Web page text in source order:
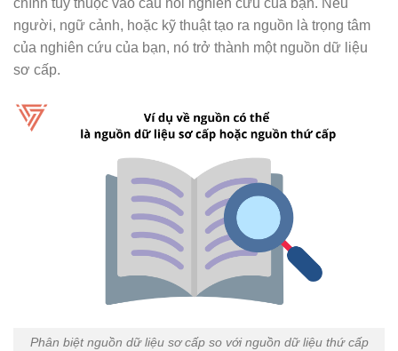
chính tùy thuộc vào câu hỏi nghiên cứu của bạn. Nếu
người, ngữ cảnh, hoặc kỹ thuật tạo ra nguồn là trọng tâm
của nghiên cứu của bạn, nó trở thành một nguồn dữ liệu
sơ cấp.
Phân biệt nguồn dữ liệu sơ cấp so với nguồn dữ liệu thứ cấp